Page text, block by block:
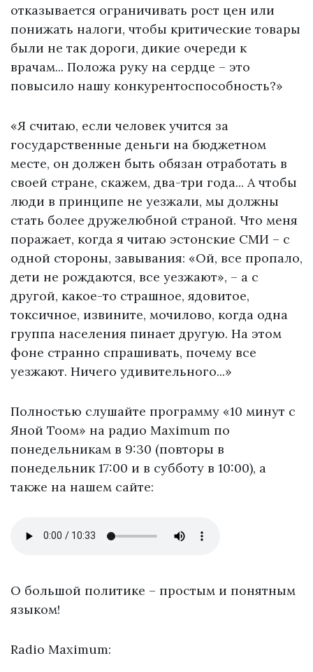
отказывается ограничивать рост цен или
понижать налоги, чтобы критические товары
были не так дороги, дикие очереди к
врачам... Положа руку на сердце – это
повысило нашу конкурентоспособность?»
«Я считаю, если человек учится за
государственные деньги на бюджетном
месте, он должен быть обязан отработать в
своей стране, скажем, два-три года... А чтобы
люди в принципе не уезжали, мы должны
стать более дружелюбной страной. Что меня
поражает, когда я читаю эстонские СМИ – с
одной стороны, завывания: «Ой, все пропало,
дети не рождаются, все уезжают», – а с
другой, какое-то страшное, ядовитое,
токсичное, извините, мочилово, когда одна
группа населения пинает другую. На этом
фоне странно спрашивать, почему все
уезжают. Ничего удивительного...»
Полностью слушайте программу «10 минут с
Яной Тоом» на радио Maximum по
понедельникам в 9:30 (повторы в
понедельник 17:00 и в субботу в 10:00), а
также на нашем сайте:
О большой политике – простым и понятным
языком!
Radio Maximum: